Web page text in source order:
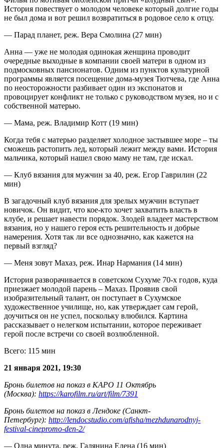
История повествует о молодом человеке который долгие годы
не был дома и вот решил возвратиться в родовое село к отцу.
— Парад планет, реж. Вера Смолина (27 мин)
Анна — уже не молодая одинокая женщина проводит
очередные выходные в компании своей матери в одном из
подмосковных пансионатов. Одним из пунктов культурной
программы является посещение дома-музея Тютчева, где Анна
по неосторожности разбивает один из экспонатов и
провоцирует конфликт не только с руководством музея, но и с
собственной матерью.
— Мама, реж. Владимир Котт (19 мин)
Когда тебя с матерью разделяет холодное застывшее море – ты
сможешь растопить лед, который лежит между вами. История
мальчика, который нашел свою маму не там, где искал.
— Клуб вязания для мужчин за 40, реж. Егор Гаврилин (22
мин)
В загадочный клуб вязания для зрелых мужчин вступает
новичок. Он видит, что кое-кто хочет захватить власть в
клубе, и решает навести порядок. Злодей владеет мастерством
вязания, но у нашего героя есть решительность и добрые
намерения. Хотя так ли все однозначно, как кажется на
первый взгляд?
— Меня зовут Махаз, реж. Инар Нармания (14 мин)
История разворачивается в советском Сухуме 70-х годов, куда
приезжает молодой парень – Махаз. Проявив свой
изобразительный талант, он поступает в Сухумское
художественное училище, но, как утверждает сам герой,
доучиться он не успел, поскольку влюбился. Картина
рассказывает о нелегком испытании, которое переживает
герой после встречи со своей возлюбленной.
Всего: 115 мин
21 января 2021, 19:30
Бронь билетов на показ в КАРО 11 Октябрь
(Москва): https://karofilm.ru/art/film/7391
Бронь билетов на показ в Лендоке (Санкт-
Петербург): http://lendocstudio.com/afisha/mezhdunarodnyj-
festival-cinepromo-den-2/
— Одна минута, реж. Галянина Елена (16 мин)